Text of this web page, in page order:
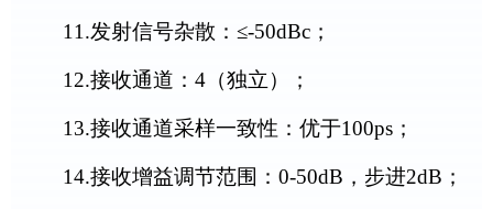
11.发射信号杂散：≤-50dBc ；
12.接收通道： 4 （独立）；
13.接收通道采样一致性：优于100ps ；
14.接收增益调节范围： 0-50dB ，步进2dB ；